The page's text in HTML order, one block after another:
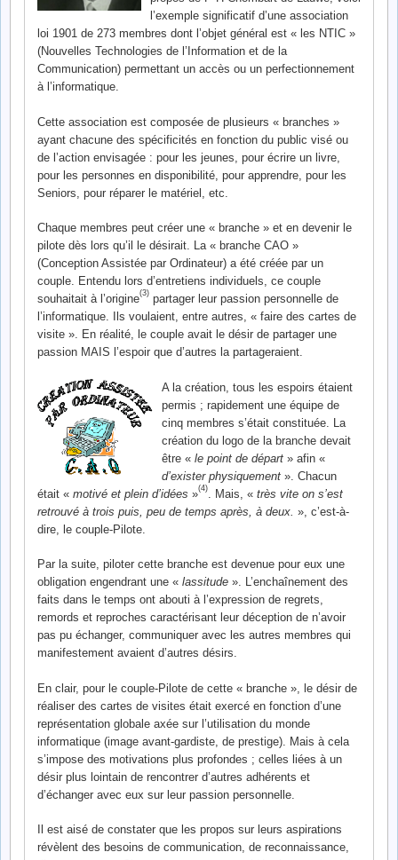
l’exemple significatif d’une association
loi 1901 de 273 membres dont l’objet général est « les NTIC »
(Nouvelles Technologies de l’Information et de la
Communication) permettant un accès ou un perfectionnement
à l’informatique.
Cette association est composée de plusieurs « branches »
ayant chacune des spécificités en fonction du public visé ou
de l’action envisagée : pour les jeunes, pour écrire un livre,
pour les personnes en disponibilité, pour apprendre, pour les
Seniors, pour réparer le matériel, etc.
Chaque membres peut créer une « branche » et en devenir le
pilote dès lors qu’il le désirait. La « branche CAO »
(Conception Assistée par Ordinateur) a été créée par un
couple. Entendu lors d’entretiens individuels, ce couple
souhaitait à l’origine(3) partager leur passion personnelle de
l’informatique. Ils voulaient, entre autres, « faire des cartes de
visite ». En réalité, le couple avait le désir de partager une
passion MAIS l’espoir que d’autres la partageraient.
A la création, tous les espoirs étaient
permis ; rapidement une équipe de
cinq membres s’était constituée. La
création du logo de la branche devait
être « le point de départ » afin «
d’exister physiquement ». Chacun
était « motivé et plein d’idées »(4) . Mais, « très vite on s’est
retrouvé à trois puis, peu de temps après, à deux. », c’est-à-
dire, le couple-Pilote.
Par la suite, piloter cette branche est devenue pour eux une
obligation engendrant une « lassitude ». L’enchaînement des
faits dans le temps ont abouti à l’expression de regrets,
remords et reproches caractérisant leur déception de n’avoir
pas pu échanger, communiquer avec les autres membres qui
manifestement avaient d’autres désirs.
En clair, pour le couple-Pilote de cette « branche », le désir de
réaliser des cartes de visites était exercé en fonction d’une
représentation globale axée sur l’utilisation du monde
informatique (image avant-gardiste, de prestige). Mais à cela
s’impose des motivations plus profondes ; celles liées à un
désir plus lointain de rencontrer d’autres adhérents et
d’échanger avec eux sur leur passion personnelle.
Il est aisé de constater que les propos sur leurs aspirations
révèlent des besoins de communication, de reconnaissance,